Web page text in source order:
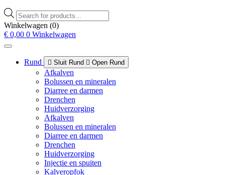
Producten
zoeken
Winkelwagen (0)
€ 0,00 0 Winkelwagen
Rund Sluit Rund Open Rund
Afkalven
Bolussen en mineralen
Diarree en darmen
Drenchen
Huidverzorging
Afkalven
Bolussen en mineralen
Diarree en darmen
Drenchen
Huidverzorging
Injectie en spuiten
Kalveropfok